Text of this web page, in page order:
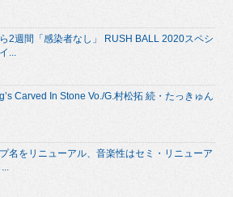
2週間「感染者なし」 RUSH BALL 2020スペシ
...
Carved In Stone Vo./G.村松拓 続・たっきゅん
名をリニューアル、音楽性はセミ・リニューア